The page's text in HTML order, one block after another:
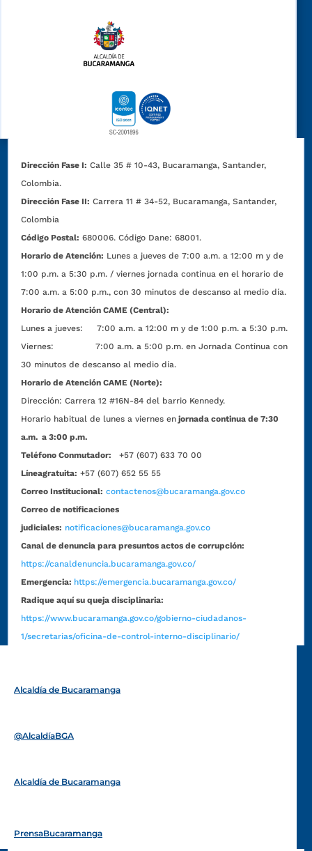
Dirección Fase I: Calle 35 # 10-43, Bucaramanga, Santander,
Colombia.
Dirección Fase II: Carrera 11 # 34-52, Bucaramanga, Santander,
Colombia
Código Postal: 680006. Código Dane: 68001.
Horario de Atención: Lunes a jueves de 7:00 a.m. a 12:00 m y de
1:00 p.m. a 5:30 p.m. / viernes jornada continua en el horario de
7:00 a.m. a 5:00 p.m., con 30 minutos de descanso al medio día.
Horario de Atención CAME (Central):
Lunes a jueves: 7:00 a.m. a 12:00 m y de 1:00 p.m. a 5:30 p.m.
Viernes: 7:00 a.m. a 5:00 p.m. en Jornada Continua con
30 minutos de descanso al medio día.
Horario de Atención CAME (Norte):
Dirección:Carrera 12 #16N-84 del barrio Kennedy.
Horario habitual de lunes a viernes en jornada continua de 7:30
a.m. a 3:00 p.m.
Teléfono Conmutador:
+57 (607) 633 70 00
Líneagratuita: +57 (607) 652 55 55
Correo Institucional: contactenos@bucaramanga.gov.co
Correo de notificaciones
judiciales: notificaciones@bucaramanga.gov.co
Canal de denuncia para presuntos actos de corrupción:
https://canaldenuncia.bucaramanga.gov.co/
Emergencia: https://emergencia.bucaramanga.gov.co/
Radique aquí su queja disciplinaria:
https://www.bucaramanga.gov.co/gobierno-ciudadanos-
1/secretarias/oficina-de-control-interno-disciplinario/
Alcaldía de Bucaramanga
@AlcaldíaBGA
Alcaldía de Bucaramanga
PrensaBucaramanga